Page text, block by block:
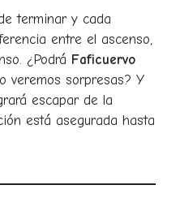
terminar y cada
entre el ascenso,
¿Podrá Faficuervo
veremos sorpresas? Y
escapar de la
está asegurada hasta